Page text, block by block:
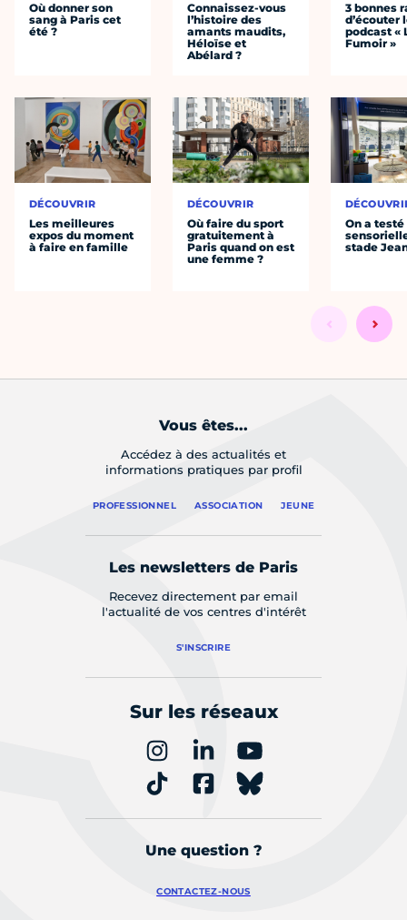
Où donner son
sang à Paris cet
été ?
DÉCOUVRIR
Les meilleures
expos du moment
à faire en famille
Connaissez-vous
l’histoire des
amants maudits,
Héloïse et
Abélard ?
DÉCOUVRIR
Où faire du sport
gratuitement à
Paris quand on est
une femme ?
3 bonnes
d’écouter
podcast «
Fumoir »
On a
stade
Vous êtes...
Accédez à des actualités et
informations pratiques par profil
PROFESSIONNEL ASSOCIATION JEUNE
Les newsletters de Paris
Recevez directement par email
l'actualité de vos centres d'intérêt
S'INSCRIRE
Sur les réseaux
Une question ?
CONTACTEZ-NOUS